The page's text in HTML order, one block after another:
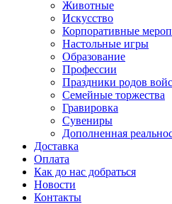
Животные
Искусство
Корпоративные
Настольные игры
Образование
Профессии
Праздники родов
Семейные торжества
Гравировка
Сувениры
Дополненная
Доставка
Оплата
Как до нас добраться
Новости
Контакты